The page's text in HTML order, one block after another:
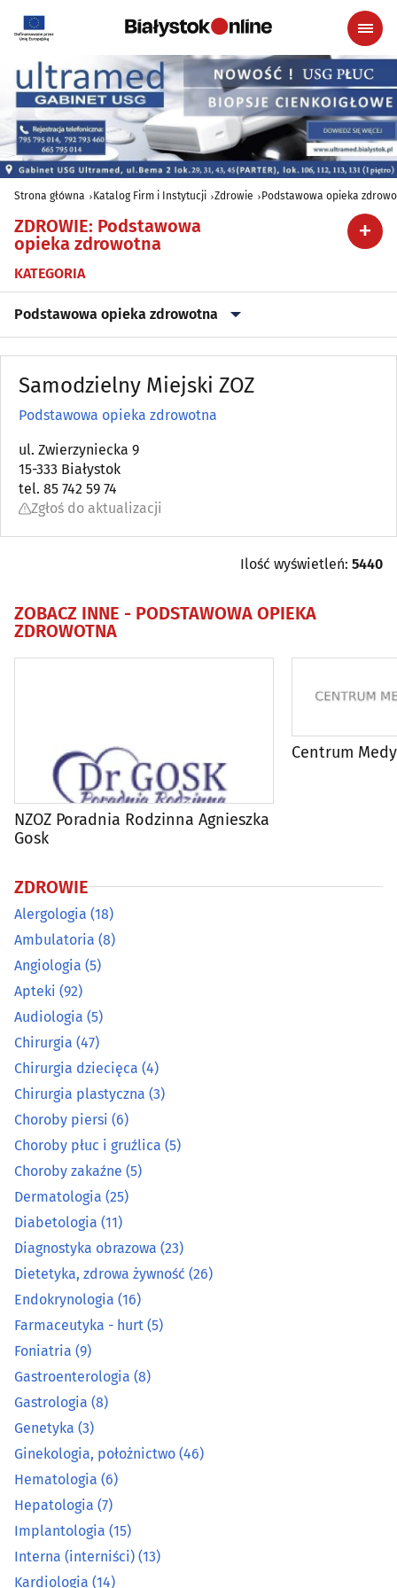
Strona główna Katalog Firm i Instytucji Zdrowie Podstawowa opieka
ZDROWIE: Podstawowa
opieka zdrowotna
KATEGORIA
Podstawowa opieka zdrowotna
Alergologia(18)
Angiologia(5)
Apteki(92)
Audiologia(5)
Chirurgia dziecięca
Choroby płuc i gruźlica(5)
Choroby zakaźne (5)
Diagnostyka obrazowa
Dietetyka, zdrowa żywność
Endokrynologia
Farmaceutyka - hurt
Foniatria (9)
Gastroenterologia(8)
Gastrologia(8)
Ginekologia, położnictwo
Hematologia
Hepatologia(7)
Implantologia (15)
Interna (interniści)
Kardiologia(14)
Laboratoria analityczne
Samodzielny Miejski ZOZ
Podstawowa opieka zdrowotna
ul. Zwierzyniecka 9
15-333 Białystok
tel. 85 742 59 74
Zgłoś do aktualizacji
Ilość wyświetleń: 5440
ZOBACZ INNE - PODSTAWOWA OPIEKA
ZDROWOTNA
NZOZ Poradnia Rodzinna Agnieszka
Gosk
Centrum
ZDROWIE
Alergologia (18)
Ambulatoria (8)
Angiologia (5)
Apteki (92)
Audiologia (5)
Chirurgia (47)
Chirurgia dziecięca (4)
Chirurgia plastyczna (3)
Choroby piersi (6)
Choroby płuc i gruźlica (5)
Choroby zakaźne (5)
Dermatologia (25)
Diabetologia (11)
Diagnostyka obrazowa (23)
Dietetyka, zdrowa żywność (26)
Endokrynologia (16)
Farmaceutyka - hurt (5)
Foniatria (9)
Gastroenterologia (8)
Gastrologia (8)
Genetyka (3)
Ginekologia, położnictwo (46)
Hematologia (6)
Hepatologia (7)
Implantologia (15)
Interna (interniści) (13)
Kardiologia (14)